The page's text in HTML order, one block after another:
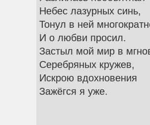
Небес лазурных синь,
Тонул в ней
И о любви просил.
Застыл мой мир в
Серебряных кружев,
Искрою вдохновения
Зажёгся я уже.